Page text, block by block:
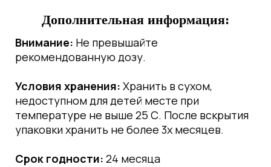
Дополнительная информация:
Внимание: Не превышайте
рекомендованную дозу.
Условия хранения: Хранить в сухом,
недоступном для детей месте при
температуре не выше 25 С. После вскрытия
упаковки хранить не более 3х месяцев.
Срок годности: 24 месяца